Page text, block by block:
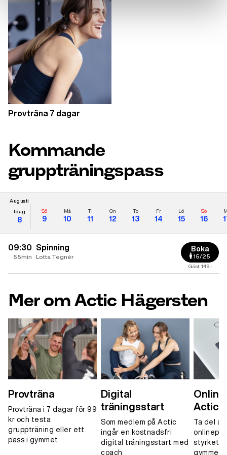
Provträna 7 dagar
Kommande
gruppträningspass
Augusti
Idag
8
Sö
9
Må
10
Ti
11
On
12
To
13
Fr
14
Lö
15
Sö
16
09:30
55min
Spinning
Lotta Tegnér
Boka
15/25
Gäst: 149:-
Mer om Actic Hägersten
Provträna
Provträna i 7 dagar för 99
kr och testa
gruppträning eller ett
pass i gymmet.
Digital
träningsstart
Som medlem på Actic
ingår en kostnadsfri
digital träningsstart med
coach
Actic
Ta del
gymmet,